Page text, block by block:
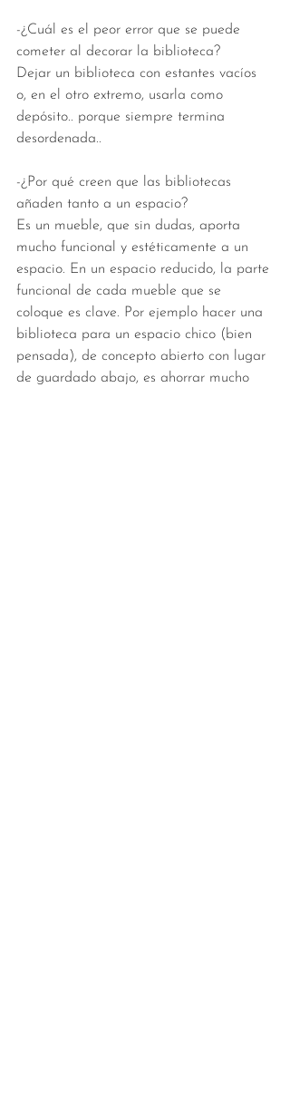
-¿Cuál es el peor error que se puede
cometer al decorar la biblioteca?
Dejar un biblioteca con estantes vacíos
o, en el otro extremo, usarla como
depósito.. porque siempre termina
desordenada..
-¿Por qué creen que las bibliotecas
añaden tanto a un espacio?
Es un mueble, que sin dudas, aporta
mucho funcional y estéticamente a un
espacio. En un espacio reducido, la parte
funcional de cada mueble que se
coloque es clave. Por ejemplo hacer una
biblioteca para un espacio chico (bien
pensada), de concepto abierto con lugar
de guardado abajo, es ahorrar mucho